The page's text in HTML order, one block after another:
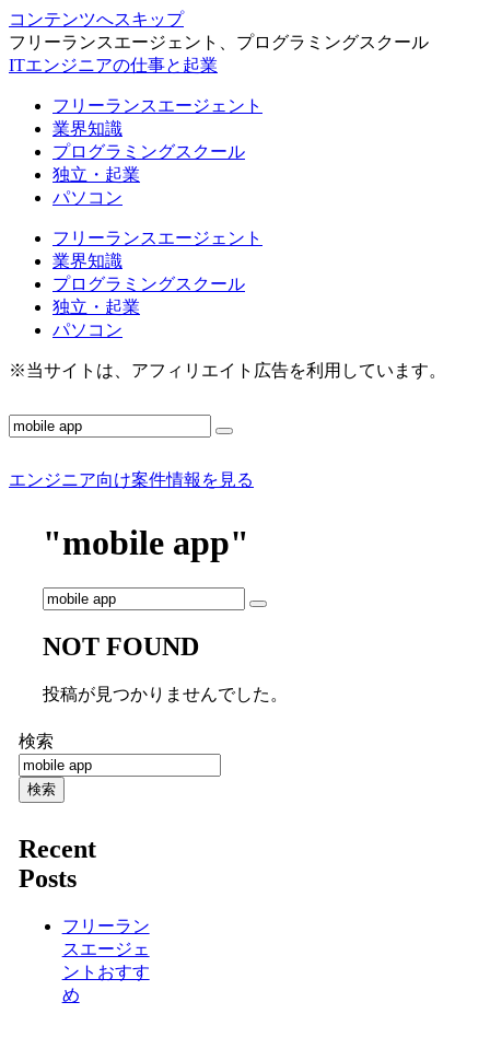
コンテンツへスキップ
フリーランスエージェント、プログラミングスクール
ITエンジニアの仕事と起業
フリーランスエージェント
業界知識
プログラミングスクール
独立・起業
パソコン
フリーランスエージェント
業界知識
プログラミングスクール
独立・起業
パソコン
※当サイトは、アフィリエイト広告を利用しています。
エンジニア向け案件情報を見る
"mobile app"
NOT FOUND
投稿が見つかりませんでした。
検索
検索
Recent
Posts
フリーラン
スエージェ
ントおすす
め